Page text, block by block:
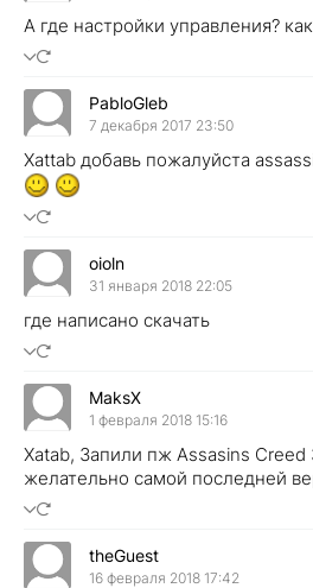
А где настройки управления?
PabloGleb
7 декабря 2017 23:50
Xattab добавь пожалуйста
oioln
31 января 2018 22:05
где написано скачать
MaksX
1 февраля 2018 15:16
Xatab, Запили пж Assasins Creed
желательно самой последней
theGuest
16 февраля 2018 17:42